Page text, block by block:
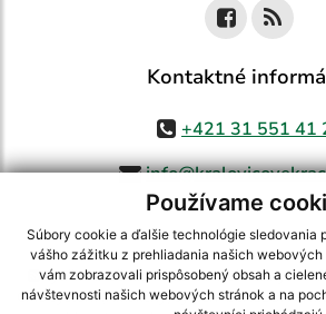
Používame
Súbory cookie a ďalšie technológie sledovania
vášho zážitku z prehliadania našich webových
vám zobrazovali prispôsobený obsah a
návštevnosti našich webových stránok a na
Kontaktné
+421 31 551 41
využite možnosť získavania aktuálnych
CMS systém (redakčný) systém ECHELON 2,